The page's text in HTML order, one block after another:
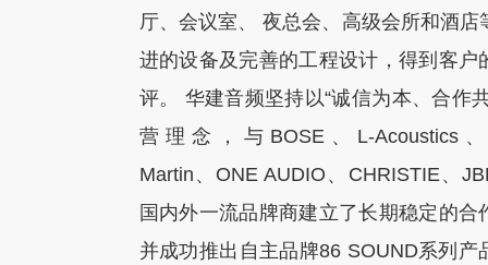
厅、会议室、 夜总会、高级会所和酒店
进的设备及完善的工程设计，得到客户
评。 华建音频坚持以“诚信为本、合作
营理念，与BOSE、L-Acoustics
Martin、ONE AUDIO、CHRISTIE、
国内外一流品牌商建立了长期稳定的合
并成功推出自主品牌86 SOUND系列产